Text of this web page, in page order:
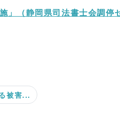
」（静岡県司法書士会調停
被害...